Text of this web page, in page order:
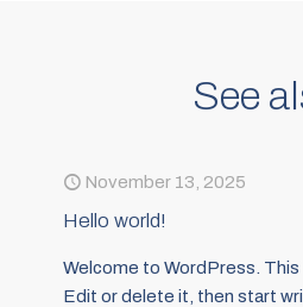
See
November 13, 2025
Hello world!
Welcome to WordPress. This
Edit or delete it, then start